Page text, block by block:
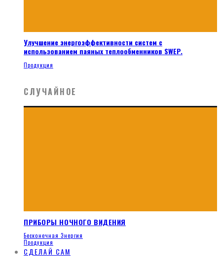
Улучшение энергоэффективности систем с
использованием паяных теплообменников SWEP.
Продукция
СЛУЧАЙНОЕ
ПРИБОРЫ НОЧНОГО ВИДЕНИЯ
Бесконечная Энергия
Продукция
СДЕЛАЙ САМ